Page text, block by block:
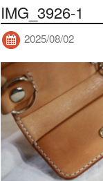
IMG_3926-1
2025/08/02